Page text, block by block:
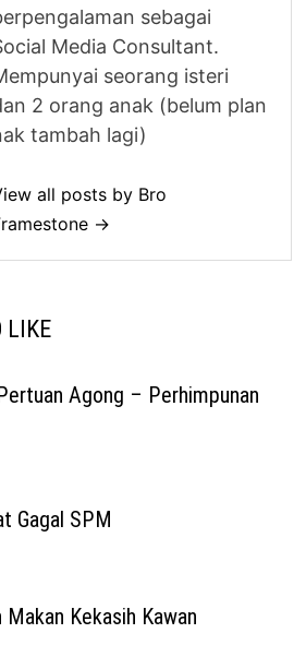
sebagai
Media Consultant.
seorang isteri
2 orang anak (belum plan
tambah lagi)
all posts by Bro
→
LIKE
Agong – Perhimpunan
Gagal SPM
Kekasih Kawan